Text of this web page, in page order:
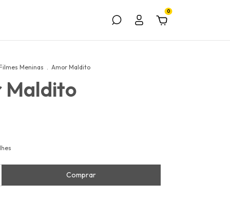
0
Meninas . Amor Maldito
Maldito